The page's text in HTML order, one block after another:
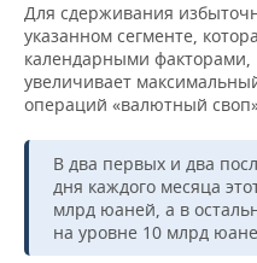
ТЕЛЕКОММУНИКАЦИИ
БИЗНЕС-БРАНЧИ
ONLINE-КОНФЕРЕНЦИИ
ФУТБОЛ
ХОККЕЙ
ВОЛЕЙБОЛ
КИБЕРСПОРТ
НОВОСТИ ОБЩЕСТВА
ВЛАСТЬ
ИСТОРИЯ
КУЛЬТУРА
ФОТОГАЛЕРЕЯ
СЮЖЕТЫ
СПИСОК ПЕРСОН
СПИСОК КОМПАНИЙ
ПОЛНАЯ ВЕРСИЯ
Для сдерживания
указанном сегменте,
календарными факторами,
увеличивает
операций «валютный
В два первых и два
дня каждого месяца
млрд юаней, а в
на уровне 10 млрд